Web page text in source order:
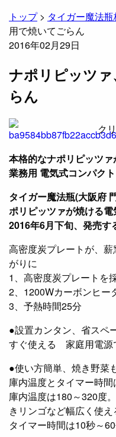
トップ> タイガー魔法
用で焼いてごらん
2016年02月29日
ナポリピッツ
らん
ク
本格的なナポリピッツ
業務用 電気式コンパク
タイガー魔法瓶(大阪府
ポリピッツァが焼ける
2016年6月下旬、発売す
高密度炭プレートが、
がりに
1、高密度炭プレートを
2、1200Wカーボンヒー
3、予熱時間25分
●設置カンタン、省スペ
すぐ使える 家庭用電源
●使い方簡単、焼き野菜
庫内温度とタイマー時
庫内温度は180～320度
きリンゴなど幅広く使え
タイマー時間は10秒～60